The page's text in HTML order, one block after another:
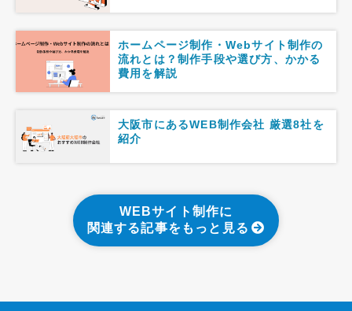
ホームページ制作・Webサイト制作の
流れとは？制作手段や選び方、かかる
費用を解説
大阪市にあるWEB制作会社 厳選8社を
紹介
WEBサイト制作に
関連する記事をもっと見る